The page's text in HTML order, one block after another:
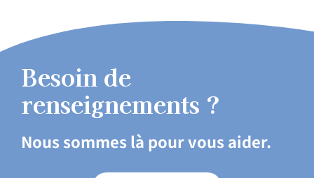
Besoin de
renseignements ?
Nous sommes là pour vous aider.